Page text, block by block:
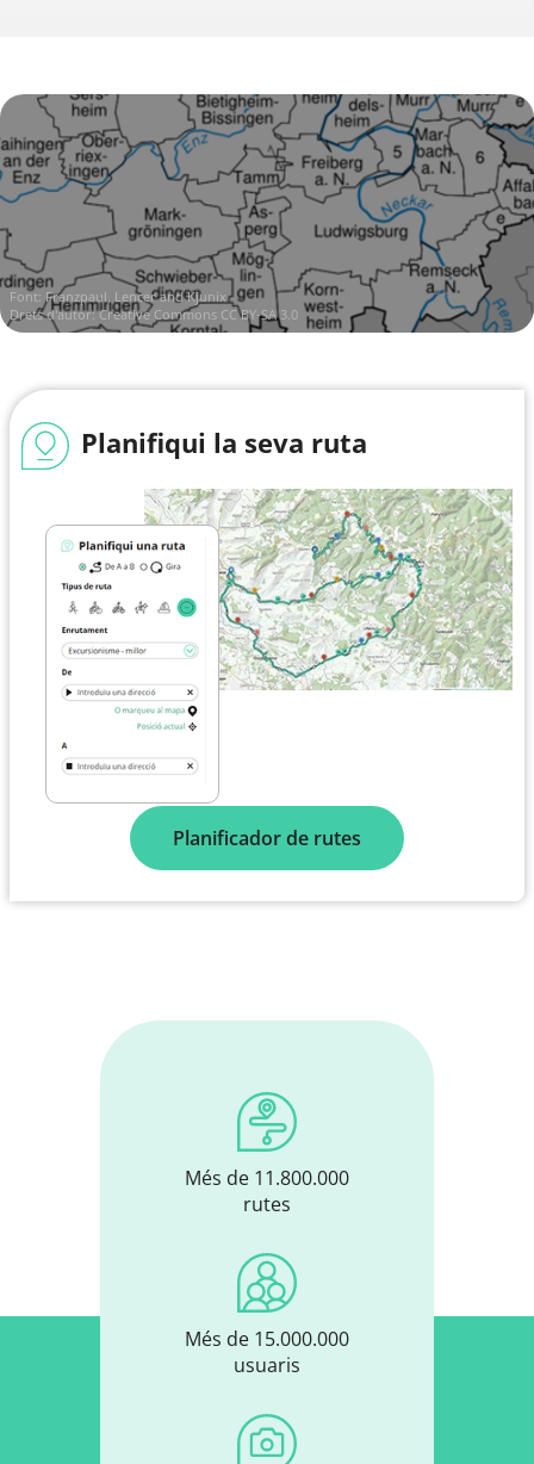
Font: Franzpaul, Lencer and Kjunix
Drets d'autor:Creative Commons CC BY-SA 3.0
Planifiqui la seva ruta
Planificador de rutes
Més de 11.800.000
rutes
Més de 15.000.000
usuaris